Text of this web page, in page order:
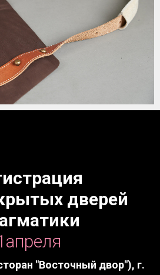
дверей
"Восточный двор"), г.